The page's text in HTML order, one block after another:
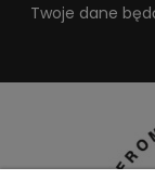
Twoje dane